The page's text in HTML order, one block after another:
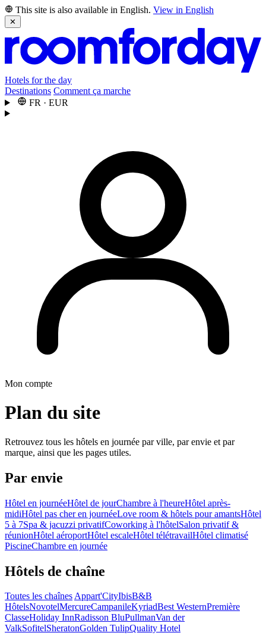
This site is also available in English. View in English
✕
Hotels for the day
Destinations Comment ça marche
FR · EUR
Mon compte
Plan du site
Retrouvez tous les hôtels en journée par ville, par envie et par
marque, ainsi que les pages utiles.
Par envie
Hôtel en journéeHôtel de jourChambre à l'heureHôtel après-
midiHôtel pas cher en journéeLove room & hôtels pour amantsHôtel
5 à 7Spa & jacuzzi privatifCoworking à l'hôtelSalon privatif &
réunionHôtel aéroportHôtel escaleHôtel télétravailHôtel climatisé
PiscineChambre en journée
Hôtels de chaîne
Toutes les chaînesAppart'CityIbisB&B
HôtelsNovotelMercureCampanileKyriadBest WesternPremière
ClasseHoliday InnRadisson BluPullmanVan der
ValkSofitelSheratonGolden TulipQuality Hotel